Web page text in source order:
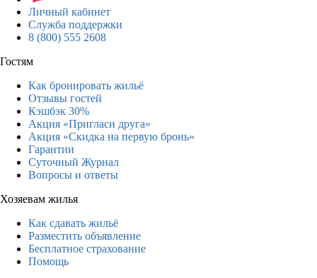
Личный кабинет
Служба поддержки
8 (800) 555 2608
Гостям
Как бронировать жильё
Отзывы гостей
Кэшбэк 30%
Акция «Пригласи друга»
Акция «Скидка на первую бронь»
Гарантии
Суточный Журнал
Вопросы и ответы
Хозяевам жилья
Как сдавать жильё
Разместить объявление
Бесплатное страхование
Помощь